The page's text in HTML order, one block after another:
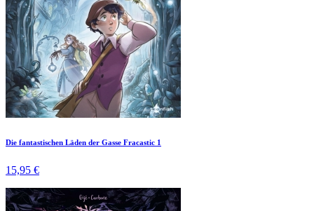
Die fantastischen Läden der Gasse Fracastic 1
15,95 €